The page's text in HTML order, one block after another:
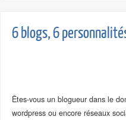
6 blogs, 6
Êtes-vous un blogueur dans le
wordpress ou encore réseaux